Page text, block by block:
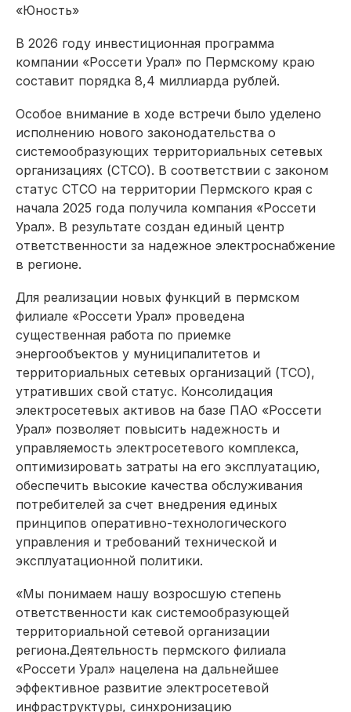
«Юность»
В 2026 году инвестиционная программа
компании «Россети Урал» по Пермскому краю
составит порядка 8,4 миллиарда рублей.
Особое внимание в ходе встречи было уделено
исполнению нового законодательства о
системообразующих территориальных сетевых
организациях (СТСО). В соответствии с законом
статус СТСО на территории Пермского края с
начала 2025 года получила компания «Россети
Урал». В результате создан единый центр
ответственности за надежное электроснабжение
в регионе.
Для реализации новых функций в пермском
филиале «Россети Урал» проведена
существенная работа по приемке
энергообъектов у муниципалитетов и
территориальных сетевых организаций (ТСО),
утративших свой статус. Консолидация
электросетевых активов на базе ПАО «Россети
Урал» позволяет повысить надежность и
управляемость электросетевого комплекса,
оптимизировать затраты на его эксплуатацию,
обеспечить высокие качества обслуживания
потребителей за счет внедрения единых
принципов оперативно-технологического
управления и требований технической и
эксплуатационной политики.
«Мы понимаем нашу возросшую степень
ответственности как системообразующей
территориальной сетевой организации
региона.Деятельность пермского филиала
«Россети Урал» нацелена на дальнейшее
эффективное развитие электросетевой
инфраструктуры, синхронизацию